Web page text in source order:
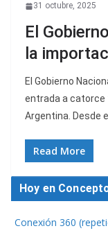
31 octubre, 2025
El
la
El Gobierno
entrada a catorce
Argentina. Desde
Read More
Hoy en
Conexión 360